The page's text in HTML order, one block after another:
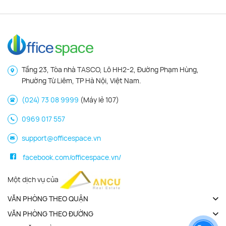
Tầng 23, Tòa nhà TASCO, Lô HH2-2, Đường Phạm Hùng,
Phường Từ Liêm, TP Hà Nội, Việt Nam.
(024) 73 08 9999 (Máy lẻ 107)
0969 017 557
support@officespace.vn
facebook.com/officespace.vn/
Một dịch vụ của
VĂN PHÒNG THEO QUẬN
VĂN PHÒNG THEO ĐƯỜNG